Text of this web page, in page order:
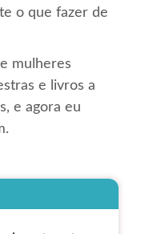
o que fazer de
mulheres
e livros a
e agora eu